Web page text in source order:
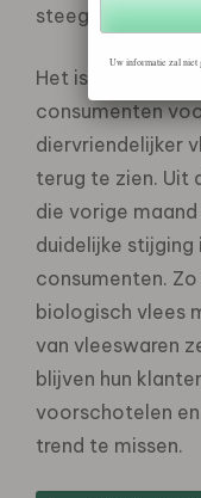
steeg.
Het is
consumenten
diervriendelijker
terug te zien. Uit
die vorige
duidelijke stijging
consumenten.
biologisch vlees
van vleeswaren
blijven hun
voorschotelen
trend te missen.
Uw informatie zal niet